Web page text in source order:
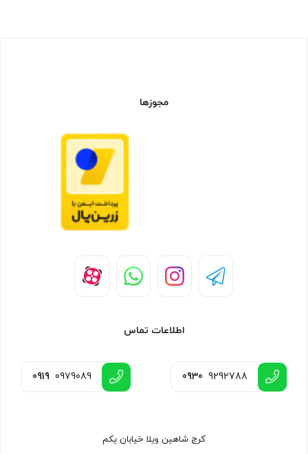
از دیگر ویژگی های بیسیم باوفنگ مدلUV21 PRO
قابل شارژ با USB Type-C
دارای زنگ هشدار اضطراری چراغ خطر و چراغ قوه LED دارد
تنظیم قدرت های متفاوت برای کانال ها
دارای عملکرد کرنومتر
مجوزها
اطلاعات تماس
0930 9292788
0919 0979089
کرج شاهین ویلا خیابان یکم